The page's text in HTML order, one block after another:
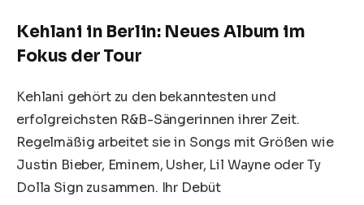
Kehlani in Berlin: Neues Album im
Fokus der Tour
Kehlani gehört zu den bekanntesten und
erfolgreichsten R&B-Sängerinnen ihrer Zeit.
Regelmäßig arbeitet sie in Songs mit Größen wie
Justin Bieber, Eminem, Usher, Lil Wayne oder Ty
Dolla Sign zusammen. Ihr Debüt